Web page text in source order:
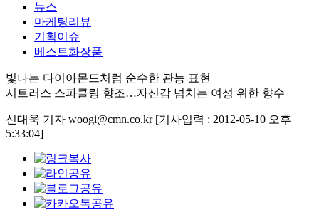
뉴스
마케팅리뷰
기획이슈
베스트화장품
빛나는 다이아몬드처럼 순수한 관능 표현
시트러스 스파클링 향조…자신감 넘치는 여성 위한 향수
신대욱 기자 woogi@cmn.co.kr [기사입력 : 2012-05-10 오후
5:33:04]